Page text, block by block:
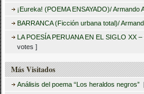
¡Eureka! (POEMA ENSAYADO)/ Armando
BARRANCA (Ficción urbana total)/
LA POESÍA PERUANA EN EL SIGLO XX
votes ]
Más Visitados
Análisis del poema “Los heraldos negros”